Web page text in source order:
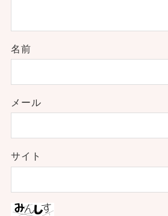
名前
メール
サイト